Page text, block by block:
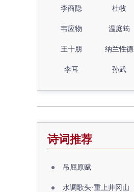
李商隐 杜牧
韦应物 温庭筠
王十朋 纳兰性德
李耳 孙武
诗词推荐
吊屈原赋
水调歌头·重上井冈山